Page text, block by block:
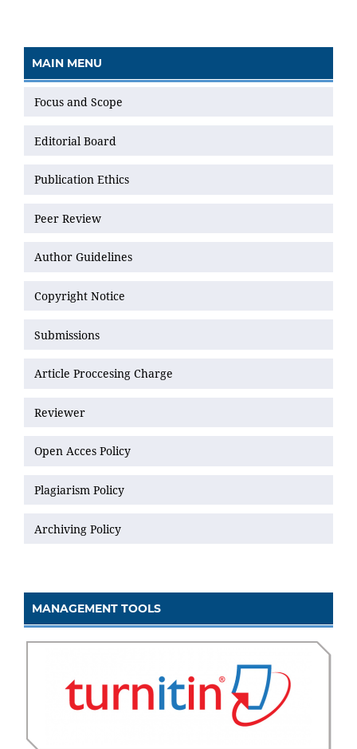
MAIN MENU
Focus and Scope
Editorial Board
Publication Ethics
Peer Review
Author Guidelines
Copyright Notice
Submissions
Article Proccesing Charge
Reviewer
Open Acces Policy
Plagiarism Policy
Archiving Policy
MANAGEMENT TOOLS